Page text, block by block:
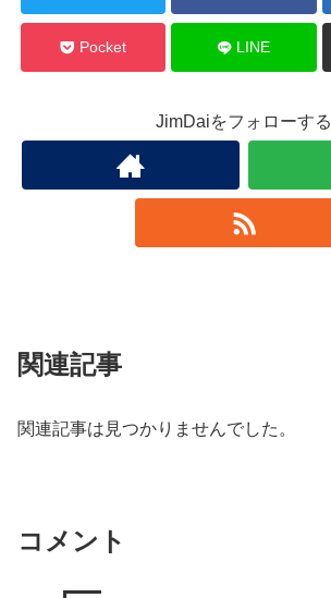
Pocket LINE
JimDaiをフォローする
関連記事
関連記事は見つかりませんでした。
コメント